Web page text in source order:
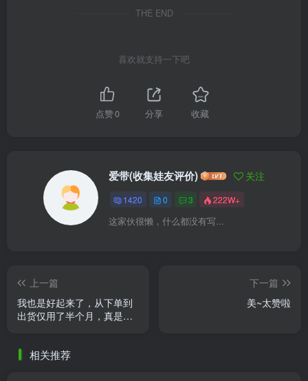
THE END
喜欢就支持一下吧
点赞0 分享 收藏
爱带(收集娃友评价) 关注
1420 0 3 222W+
这家伙很懒，什么都没有写...
上一篇
我也是好起来了，从下单到
出货仅用了半个月，真是赶
下一篇
美~太赞啦
相关推荐